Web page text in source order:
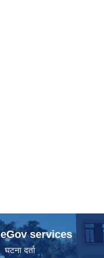
eGov services
घटना दर्ता